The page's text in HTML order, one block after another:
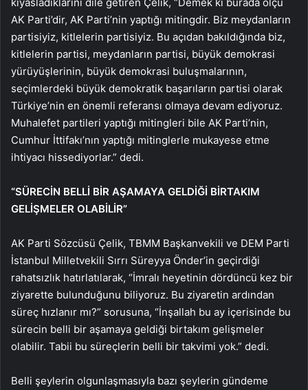
AK Parti’dir, AK Parti’nin yaptığı mitingdir. Biz meydanların
partisiyiz, kitlelerin partisiyiz. Bu açıdan bakıldığında biz,
kitlelerin partisi, meydanların partisi, büyük demokrasi
yürüyüşlerinin, büyük demokrasi buluşmalarının,
seçimlerdeki büyük demokratik başarıların partisi olarak
Türkiye’nin en önemli referansı olmaya devam ediyoruz.
Muhalefet partileri yaptığı mitingleri bile AK Parti’nin,
Cumhur İttifakı’nın yaptığı mitinglerle mukayese etme
ihtiyacı hissediyorlar.” dedi.
“SÜRECİN BELLİ BİR AŞAMAYA GELDİĞİ BİRTAKIM
GELİŞMELER OLABİLİR”
AK Parti Sözcüsü Çelik, TBMM Başkanvekili ve DEM Parti
İstanbul Milletvekili Sırrı Süreyya Önder’in geçirdiği
rahatsızlık hatırlatılarak, “İmralı heyetinin dördüncü kez bir
ziyarette bulunduğunu biliyoruz. Bu ziyaretin ardından
süreç hızlanır mı?” sorusuna, “İnşallah bu ay içerisinde bu
sürecin belli bir aşamaya geldiği birtakım gelişmeler
olabilir. Tabii bu süreçlerin belli bir takvimi yok.” dedi.
Belli şeylerin olgunlaşmasıyla bazı şeylerin gündeme